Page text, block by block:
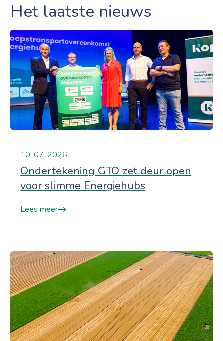
Het laatste nieuws
10-07-2026
Ondertekening GTO zet deur open
voor slimme Energiehubs
Lees meer